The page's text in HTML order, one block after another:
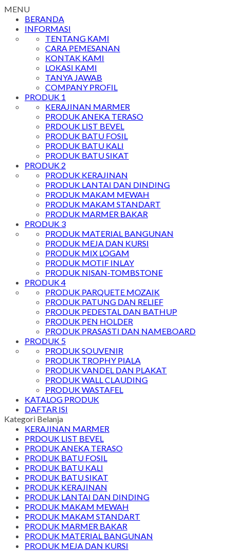
MENU
BERANDA
INFORMASI
TENTANG KAMI
CARA PEMESANAN
KONTAK KAMI
LOKASI KAMI
TANYA JAWAB
COMPANY PROFIL
PRODUK 1
KERAJINAN MARMER
PRODUK ANEKA TERASO
PRDOUK LIST BEVEL
PRODUK BATU FOSIL
PRODUK BATU KALI
PRODUK BATU SIKAT
PRODUK 2
PRODUK KERAJINAN
PRODUK LANTAI DAN DINDING
PRODUK MAKAM MEWAH
PRODUK MAKAM STANDART
PRODUK MARMER BAKAR
PRODUK 3
PRODUK MATERIAL BANGUNAN
PRODUK MEJA DAN KURSI
PRODUK MIX LOGAM
PRODUK MOTIF INLAY
PRODUK NISAN-TOMBSTONE
PRODUK 4
PRODUK PARQUETE MOZAIK
PRODUK PATUNG DAN RELIEF
PRODUK PEDESTAL DAN BATHUP
PRODUK PEN HOLDER
PRODUK PRASASTI DAN NAMEBOARD
PRODUK 5
PRODUK SOUVENIR
PRODUK TROPHY PIALA
PRODUK VANDEL DAN PLAKAT
PRODUK WALL CLAUDING
PRODUK WASTAFEL
KATALOG PRODUK
DAFTAR ISI
Kategori Belanja
KERAJINAN MARMER
PRDOUK LIST BEVEL
PRODUK ANEKA TERASO
PRODUK BATU FOSIL
PRODUK BATU KALI
PRODUK BATU SIKAT
PRODUK KERAJINAN
PRODUK LANTAI DAN DINDING
PRODUK MAKAM MEWAH
PRODUK MAKAM STANDART
PRODUK MARMER BAKAR
PRODUK MATERIAL BANGUNAN
PRODUK MEJA DAN KURSI